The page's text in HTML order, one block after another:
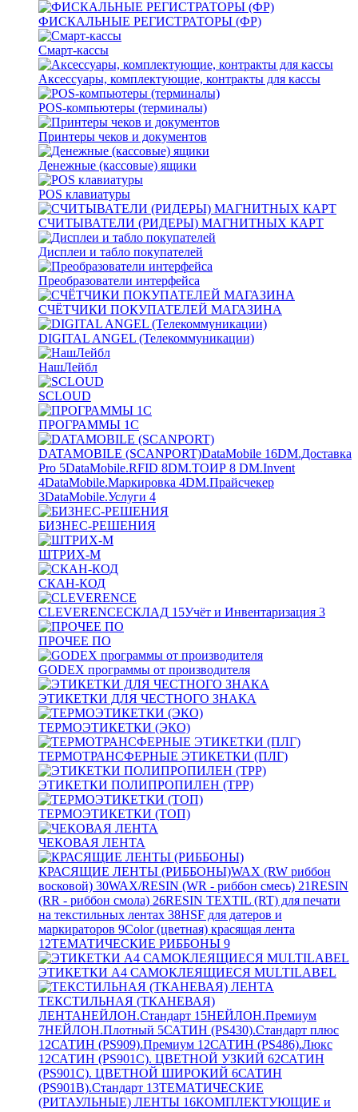
ФИСКАЛЬНЫЕ РЕГИСТРАТОРЫ (ФР)
Смарт-кассы
Аксессуары, комплектующие, контракты для кассы
POS-компьютеры (терминалы)
Принтеры чеков и документов
Денежные (кассовые) ящики
POS клавиатуры
СЧИТЫВАТЕЛИ (РИДЕРЫ) МАГНИТНЫХ КАРТ
Дисплеи и табло покупателей
Преобразователи интерфейса
СЧЁТЧИКИ ПОКУПАТЕЛЕЙ МАГАЗИНА
DIGITAL ANGEL (Телекоммуникации)
НашЛейбл
SCLOUD
ПРОГРАММЫ 1С
DATAMOBILE (SCANPORT)DataMobile 16DM.Доставка
Pro 5DataMobile.RFID 8DM.ТОИР 8 DM.Invent
4DataMobile.Маркировка 4DM.Прайсчекер
3DataMobile.Услуги 4
БИЗНЕС-РЕШЕНИЯ
ШТРИХ-М
СКАН-КОД
CLEVERENCEСКЛАД 15Учёт и Инвентаризация 3
ПРОЧЕЕ ПО
GODEX программы от производителя
ЭТИКЕТКИ ДЛЯ ЧЕСТНОГО ЗНАКА
ТЕРМОЭТИКЕТКИ (ЭКО)
ТЕРМОТРАНСФЕРНЫЕ ЭТИКЕТКИ (ПЛГ)
ЭТИКЕТКИ ПОЛИПРОПИЛЕН (TPP)
ТЕРМОЭТИКЕТКИ (ТОП)
ЧЕКОВАЯ ЛЕНТА
КРАСЯЩИЕ ЛЕНТЫ (РИББОНЫ)WAX (RW риббон
восковой) 30WAX/RESIN (WR - риббон смесь) 21RESIN
(RR - риббон смола) 26RESIN TEXTIL (RT) для печати
на текстильных лентах 38HSF для датеров и
маркираторов 9Color (цветная) красящая лента
12ТЕМАТИЧЕСКИЕ РИББОНЫ 9
ЭТИКЕТКИ А4 САМОКЛЕЯЩИЕСЯ MULTILABEL
ТЕКСТИЛЬНАЯ (ТКАНЕВАЯ)
ЛЕНТАНЕЙЛОН.Стандарт 15НЕЙЛОН.Премиум
7НЕЙЛОН.Плотный 5САТИН (PS430).Стандарт плюс
12САТИН (PS909).Премиум 12САТИН (PS486).Люкс
12САТИН (PS901C). ЦВЕТНОЙ УЗКИЙ 62САТИН
(PS901C). ЦВЕТНОЙ ШИРОКИЙ 6САТИН
(PS901B).Стандарт 13ТЕМАТИЧЕСКИЕ
(РИТАУЛЬНЫЕ) ЛЕНТЫ 16КОМПЛЕКТУЮЩИЕ и